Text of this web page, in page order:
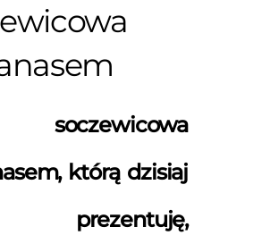
soczewicowa
którą dzisiaj
prezentuję,